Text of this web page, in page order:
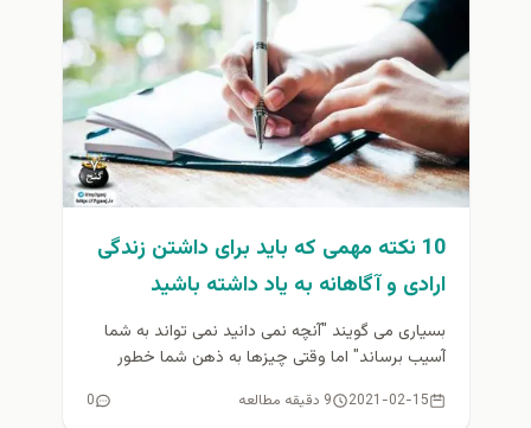
10 نکته مهمی که باید برای داشتن زندگی
ارادی و آگاهانه به یاد داشته باشید
بسیاری می گویند "آنچه نمی دانید نمی تواند به شما
آسیب برساند" اما وقتی چیزها به ذهن شما خطور
2021-02-15 9 دقیقه مطالعه 0